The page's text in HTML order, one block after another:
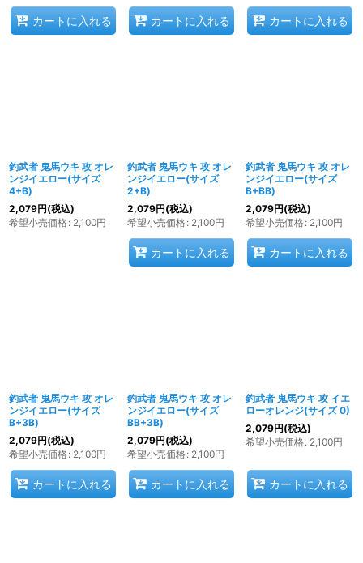
カートに入れる カートに入れる カートに入れる
釣武者 鬼馬ウキ 攻 オレ
ンジイエロー(サイズ
4+B)
2,079円(税込)
希望小売価格: 2,100円
釣武者 鬼馬ウキ 攻 オレ
ンジイエロー(サイズ
2+B)
2,079円(税込)
希望小売価格: 2,100円
カートに入れる
釣武者 鬼馬ウキ 攻 オレ
ンジイエロー(サイズ
B+BB)
2,079円(税込)
希望小売価格: 2,100円
カートに入れる
釣武者 鬼馬ウキ 攻 オレ
ンジイエロー(サイズ
B+3B)
2,079円(税込)
希望小売価格: 2,100円
カートに入れる
釣武者 鬼馬ウキ 攻 オレ
ンジイエロー(サイズ
BB+3B)
2,079円(税込)
希望小売価格: 2,100円
カートに入れる
釣武者 鬼馬ウキ 攻 イエ
ローオレンジ(サイズ 0)
2,079円(税込)
希望小売価格: 2,100円
カートに入れる